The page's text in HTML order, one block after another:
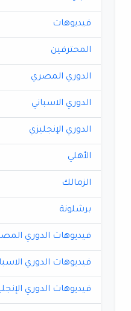
فيديوهات
المحترفين
الدوري المصري
الدوري الاسباني
الدوري الإنجليزي
الأهلي
الزمالك
برشلونة
فيديوهات الدوري
فيديوهات الدوري
فيديوهات الدوري